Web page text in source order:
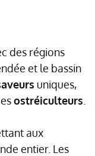
des régions
et le bassin
uniques,
ostréiculteurs
aux
entier. Les